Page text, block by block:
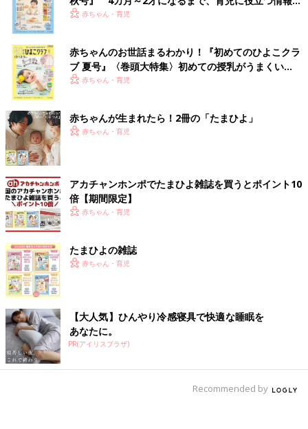
いっぱい！
赤ちゃん・育児
赤ちゃんのお世話まるわかり！『初めてのひよこクラ
ブ 夏号』〈巻頭大特集〉初めての授乳がうまくい
く！ おっぱい・ミルクの基本と夏のトラブル 解決テ
赤ちゃん・育児
赤ちゃんが生まれたら！2冊の「たまひよ」
赤ちゃん・育児
アカチャンホンポでたまひよ雑誌を買うとポイント10
倍【期間限定】
赤ちゃん・育児
たまひよの雑誌
赤ちゃん・育児
【大人気】ひんやり冷感寝具で快適な睡眠を
あなたに。
PR(アイリスプラザ)
Recommended by